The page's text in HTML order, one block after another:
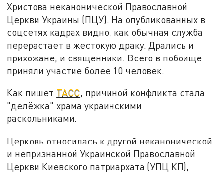
Христова неканонической Православной
Церкви Украины (ПЦУ). На опубликованных в
соцсетях кадрах видно, как обычная служба
перерастает в жестокую драку. Дрались и
прихожане, и священники. Всего в побоище
приняли участие более 10 человек.
Как пишет ТАСС, причиной конфликта стала
"делёжка" храма украинскими
раскольниками.
Церковь относилась к другой неканонической
и непризнанной Украинской Православной
Церкви Киевского патриархата (УПЦ КП),